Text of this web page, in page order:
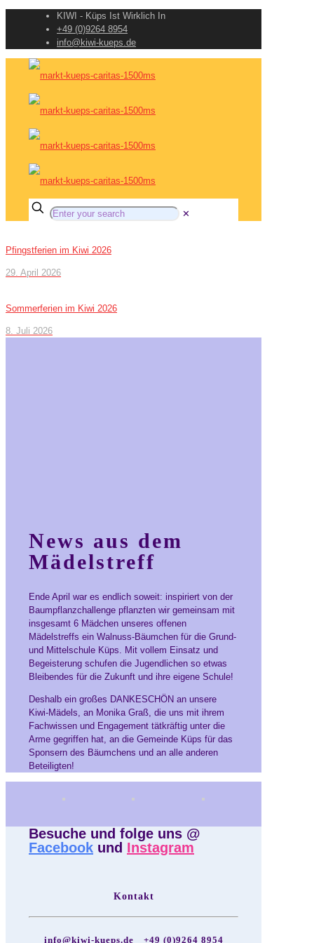
KIWI - Küps Ist Wirklich In
+49 (0)9264 8954
info@kiwi-kueps.de
✕
Pfingstferien im Kiwi 2026
29. April 2026
Sommerferien im Kiwi 2026
8. Juli 2026
News aus dem
Mädelstreff
Ende April war es endlich soweit: inspiriert von der
Baumpflanzchallenge pflanzten wir gemeinsam mit
insgesamt 6 Mädchen unseres offenen
Mädelstreffs ein Walnuss-Bäumchen für die Grund-
und Mittelschule Küps. Mit vollem Einsatz und
Begeisterung schufen die Jugendlichen so etwas
Bleibendes für die Zukunft und ihre eigene Schule!
Deshalb ein großes DANKESCHÖN an unsere
Kiwi-Mädels, an Monika Graß, die uns mit ihrem
Fachwissen und Engagement tätkräftig unter die
Arme gegriffen hat, an die Gemeinde Küps für das
Sponsern des Bäumchens und an alle anderen
Beteiligten!
Besuche und folge uns @
Facebook und Instagram
Kontakt
info@kiwi-kueps.de +49 (0)9264 8954